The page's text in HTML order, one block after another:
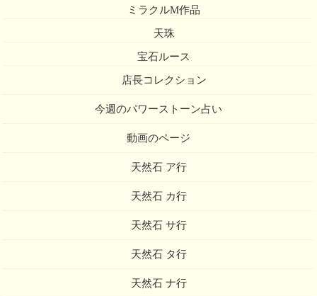
ミラクルM作品
天珠
宝石ルース
店長コレクション
今週のパワーストーン占い
動画のページ
天然石 ア行
天然石 カ行
天然石 サ行
天然石 タ行
天然石 ナ行